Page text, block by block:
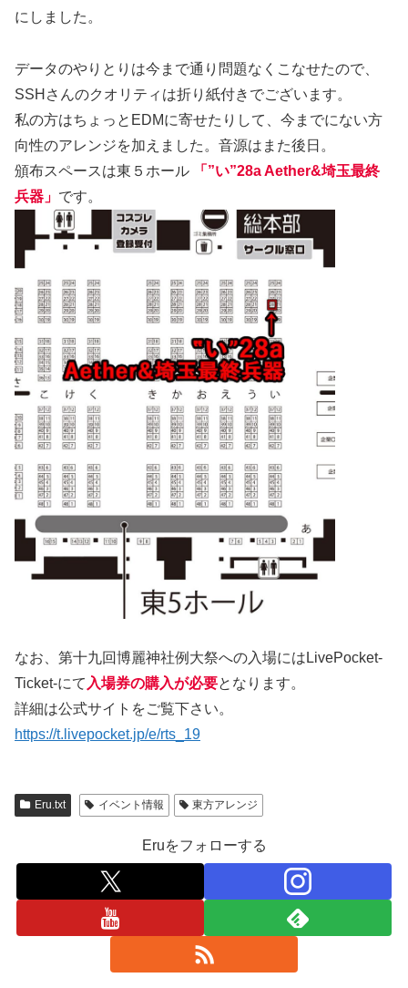
にしました。
データのやりとりは今まで通り問題なくこなせたので、
SSHさんのクオリティは折り紙付きでございます。
私の方はちょっとEDMに寄せたりして、今までにない方
向性のアレンジを加えました。音源はまた後日。
頒布スペースは東５ホール
「”い”28a Aether&埼玉最終
兵器」 です。
なお、第十九回博麗神社例大祭への入場にはLivePocket-
Ticket-にて 入場券の購入が必要となります。
詳細は公式サイトをご覧下さい。
https://t.livepocket.jp/e/rts_19
Eru.txt イベント情報 東方アレンジ
Eruをフォローする